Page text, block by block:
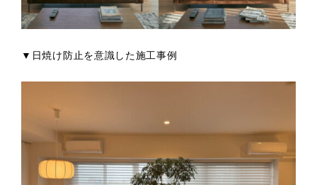
▼日焼け防止を意識した施工事例